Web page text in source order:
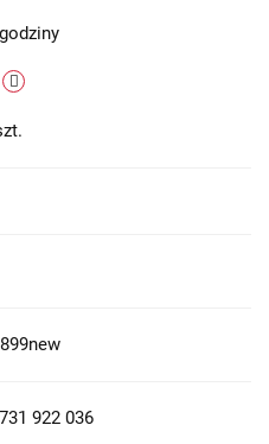
922 036